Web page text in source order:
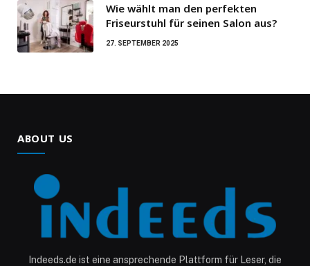
Wie wählt man den perfekten
Friseurstuhl für seinen Salon aus?
27. SEPTEMBER 2025
ABOUT US
Indeeds.de ist eine ansprechende Plattform für Leser, die